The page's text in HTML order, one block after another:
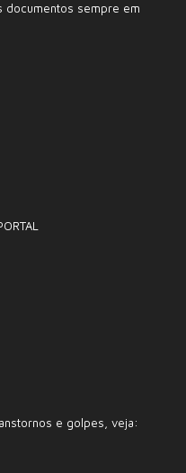
documentos sempre em
e golpes, veja: